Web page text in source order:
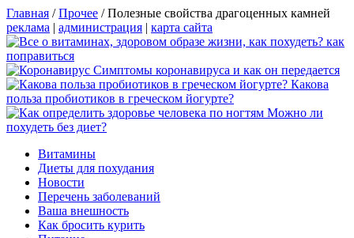
Главная /Прочее /Полезные свойства драгоценных камней
реклама | администрация | карта сайта
Симптомы коронавируса и как он передается
Какова
польза пробиотиков в греческом йогурте?
Можно ли
похудеть без диет?
Витамины
Диеты для похудания
Новости
Перечень заболеваний
Ваша внешность
Как бросить курить